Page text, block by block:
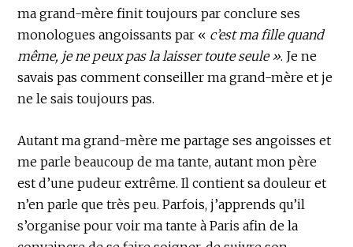
ma grand-mère finit toujours par conclure ses
monologues angoissants par « c’est ma fille quand
même, je ne peux pas la laisser toute seule ». Je ne
savais pas comment conseiller ma grand-mère et je
ne le sais toujours pas.
Autant ma grand-mère me partage ses angoisses et
me parle beaucoup de ma tante, autant mon père
est d’une pudeur extrême. Il contient sa douleur et
n’en parle que très peu. Parfois, j’apprends qu’il
s’organise pour voir ma tante à Paris afin de la